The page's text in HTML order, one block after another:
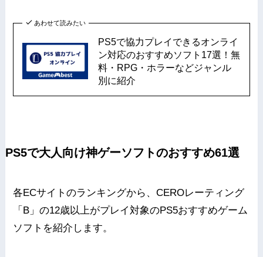
あわせて読みたい
PS5で協力プレイできるオンライ
ン対応のおすすめソフト17選！無
料・RPG・ホラーなどジャンル
別に紹介
PS5で大人向け神ゲーソフトのおすすめ61選
各ECサイトのランキングから、CEROレーティング
「B」の12歳以上がプレイ対象のPS5おすすめゲーム
ソフトを紹介します。